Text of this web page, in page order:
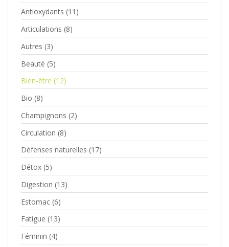
Antioxydants (11)
Articulations (8)
Autres (3)
Beauté (5)
Bien-être (12)
Bio (8)
Champignons (2)
Circulation (8)
Défenses naturelles (17)
Détox (5)
Digestion (13)
Estomac (6)
Fatigue (13)
Féminin (4)